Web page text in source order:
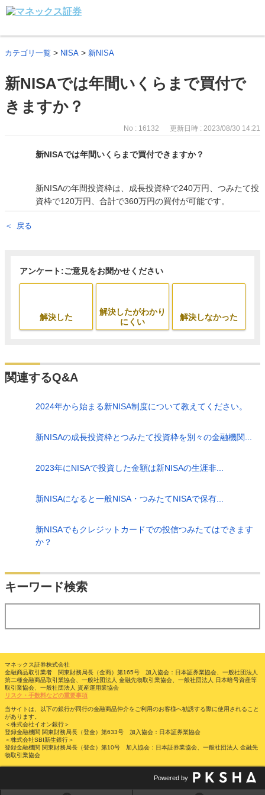
カテゴリ一覧 > NISA > 新NISA
新NISAでは年間いくらまで買付で
きますか？
No : 16132 更新日時 : 2023/08/30 14:21
新NISAでは年間いくらまで買付できますか？
新NISAの年間投資枠は、成長投資枠で240万円、つみたて投
資枠で120万円、合計で360万円の買付が可能です。
戻る
アンケート:ご意見をお聞かせください
解決した
解決したがわかり
にくい
解決しなかった
関連するQ&A
2024年から始まる新NISA制度について教えてください。
新NISAの成長投資枠とつみたて投資枠を別々の金融機関...
2023年にNISAで投資した金額は新NISAの生涯非...
新NISAになると一般NISA・つみたてNISAで保有...
新NISAでもクレジットカードでの投信つみたてはできます
か？
キーワード検索
マネックス証券株式会社
金融商品取引業者 関東財務局長（金商）第165号 加入協会：日本証券業協会、一般社団法人
第二種金融商品取引業協会、一般社団法人 金融先物取引業協会、一般社団法人 日本暗号資産等
取引業協会、一般社団法人 資産運用業協会
リスク・手数料などの重要事項
当サイトは、以下の銀行が同行の金融商品仲介をご利用のお客様へ勧誘する際に使用されること
があります。
＜株式会社イオン銀行＞
登録金融機関 関東財務局長（登金）第633号 加入協会：日本証券業協会
＜株式会社SBI新生銀行＞
登録金融機関 関東財務局長（登金）第10号 加入協会：日本証券業協会、一般社団法人 金融先
物取引業協会
Powered by